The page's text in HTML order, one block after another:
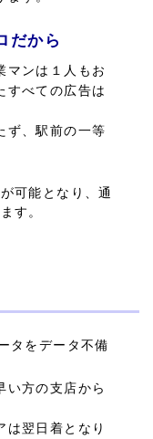
だから
マンは１人もお
すべての広告は
ず、駅前の一等
可能となり、通
す。
タをデータ不備
い方の支店から
は翌日着となり